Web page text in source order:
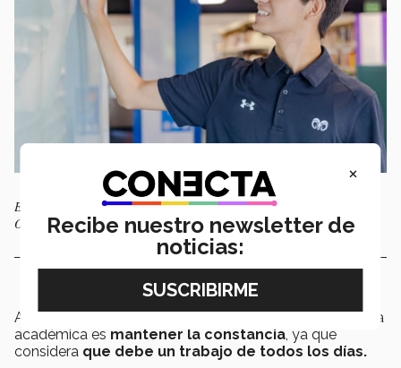
Erick Escamilla, galardonado por su trayectoria académica. Foto: Liu
Organista
Asimismo, destacó que lo más retador de su trayectoria
académica es mantener la constancia, ya que
considera que debe un trabajo de todos los días.
×
Recibe nuestro newsletter de
noticias: